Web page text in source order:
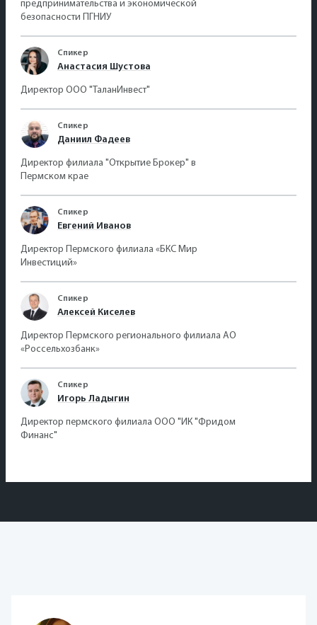
предпринимательства и экономической
безопасности ПГНИУ
Спикер
Анастасия Шустова
Директор ООО "ТаланИнвест"
Спикер
Даниил Фадеев
Директор филиала "Открытие Брокер" в
Пермском крае
Спикер
Евгений Иванов
Директор Пермского филиала «БКС Мир
Инвестиций»
Спикер
Алексей Киселев
Директор Пермского регионального филиала АО
«Россельхозбанк»
Спикер
Игорь Ладыгин
Директор пермского филиала ООО "ИК "Фридом
Финанс"